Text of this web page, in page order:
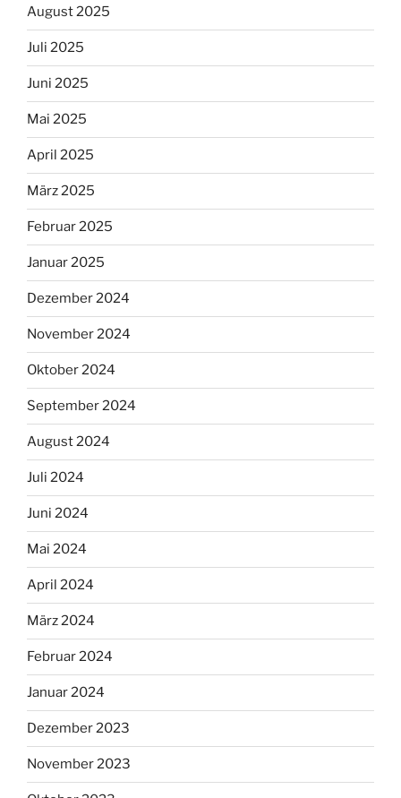
August 2025
Juli 2025
Juni 2025
Mai 2025
April 2025
März 2025
Februar 2025
Januar 2025
Dezember 2024
November 2024
Oktober 2024
September 2024
August 2024
Juli 2024
Juni 2024
Mai 2024
April 2024
März 2024
Februar 2024
Januar 2024
Dezember 2023
November 2023